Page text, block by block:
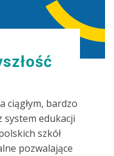
ciągłym, bardzo
system edukacji
szkół
pozwalające